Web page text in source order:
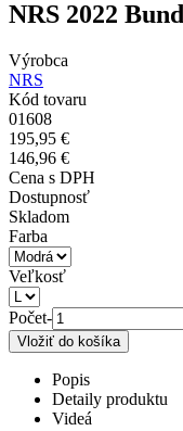
NRS 2022
Výrobca
NRS
Kód tovaru
01608
195,95 €
146,96 €
Cena s DPH
Dostupnosť
Skladom
Farba
Veľkosť
Počet-
Popis
Detaily produktu
Videá